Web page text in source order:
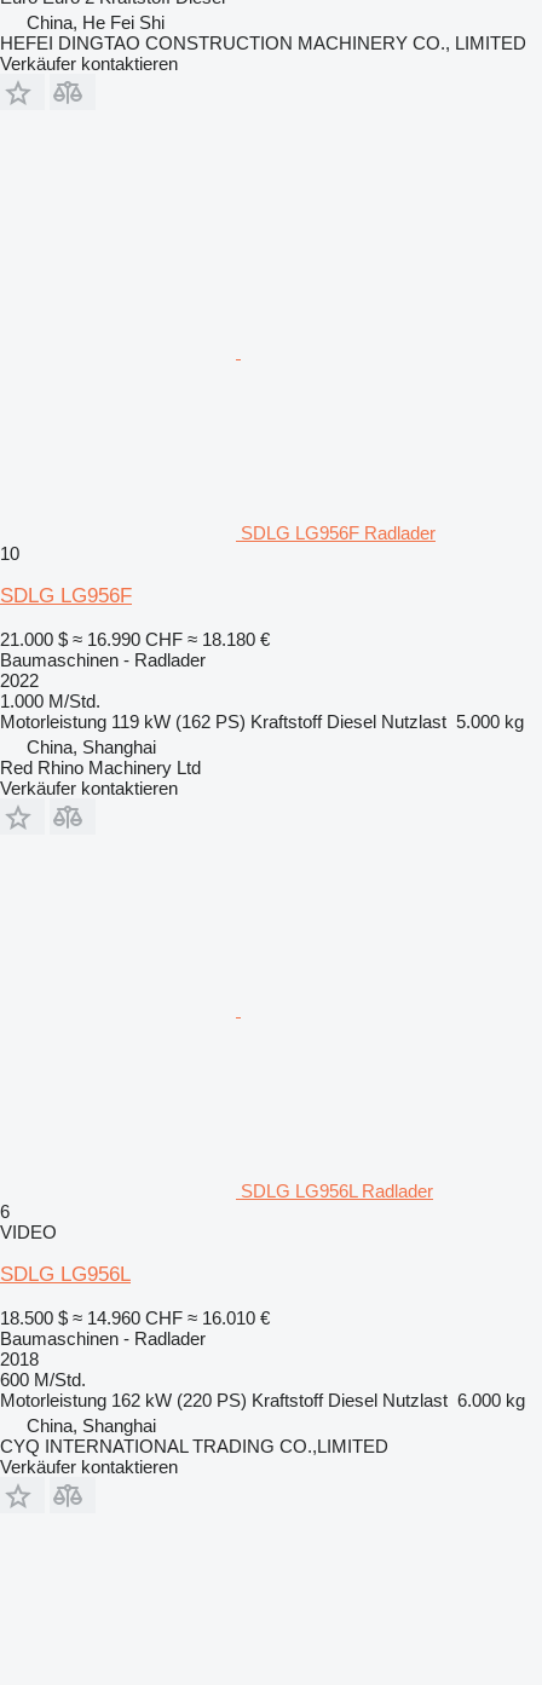
China, He Fei Shi
HEFEI DINGTAO CONSTRUCTION MACHINERY CO., LIMITED
Verkäufer kontaktieren
SDLG LG956F Radlader
10
SDLG LG956F
21.000 $ ≈ 16.990 CHF ≈ 18.180 €
Baumaschinen - Radlader
2022
1.000 M/Std.
Motorleistung 119 kW (162 PS) Kraftstoff Diesel Nutzlast 5.000 kg
China, Shanghai
Red Rhino Machinery Ltd
Verkäufer kontaktieren
SDLG LG956L Radlader
6
VIDEO
SDLG LG956L
18.500 $ ≈ 14.960 CHF ≈ 16.010 €
Baumaschinen - Radlader
2018
600 M/Std.
Motorleistung 162 kW (220 PS) Kraftstoff Diesel Nutzlast 6.000 kg
China, Shanghai
CYQ INTERNATIONAL TRADING CO.,LIMITED
Verkäufer kontaktieren